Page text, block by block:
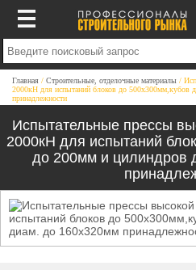
Главная Строительные, отделочные материалы
2000кН для испытаний блоков до 500х300мм,кубов
принадлежности
Испытательные прессы
2000кН для испытаний
до 200мм и цилиндров